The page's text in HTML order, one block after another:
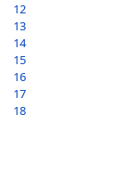
12
13
14
15
16
17
18